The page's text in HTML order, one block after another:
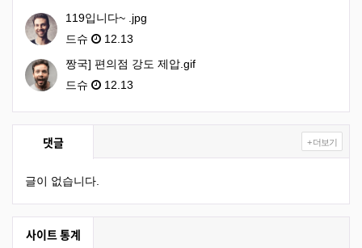
119입니다~ .jpg
드슈
12.13
짱국] 편의점 강도 제압.gif
드슈
12.13
댓글 + 더보기
글이 없습니다.
사이트 통계